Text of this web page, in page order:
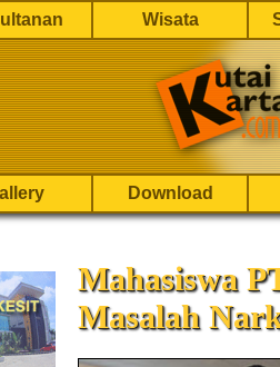
Wisata
Download
Mahasiswa
Masalah